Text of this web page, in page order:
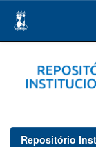
navigation
Repositório